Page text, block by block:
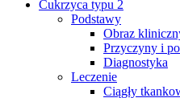
Cukrzyca typu 2
Podstawy
Obraz
Przyczyny i
Diagnostyka
Leczenie
Ciągły